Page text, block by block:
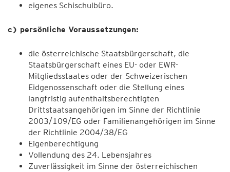
eigenes Schischulbüro.
c) persönliche Voraussetzungen:
die österreichische Staatsbürgerschaft, die
Staatsbürgerschaft eines EU- oder EWR-
Mitgliedsstaates oder der Schweizerischen
Eidgenossenschaft oder die Stellung eines
langfristig aufenthaltsberechtigten
Drittstaatsangehörigen im Sinne der Richtlinie
2003/109/EG oder Familienangehörigen im Sinne
der Richtlinie 2004/38/EG
Eigenberechtigung
Vollendung des 24. Lebensjahres
Zuverlässigkeit im Sinne der österreichischen